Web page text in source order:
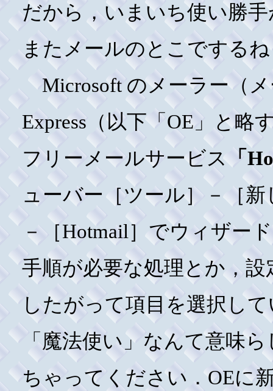
だから，いまいち使い勝
またメールのとこでする
Microsoft のメーラー（
Express（以下「OE」と略
フリーメールサービス 「
ューバー［ツール］－［
－［Hotmail］でウィザー
手順が必要な処理とか，
したがって項目を選択し
「魔法使い」なんて意味
ちゃってください．OEに